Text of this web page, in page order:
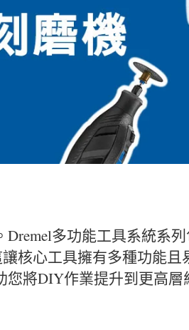
多功能工具系統系
核心工具擁有多種功能且
將DIY作業提升到更高層